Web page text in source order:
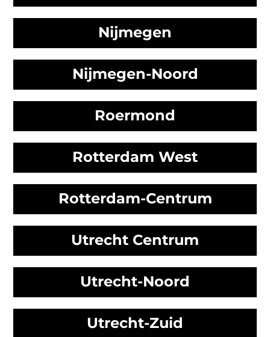
Nijmegen
Nijmegen-Noord
Roermond
Rotterdam West
Rotterdam-Centrum
Utrecht Centrum
Utrecht-Noord
Utrecht-Zuid